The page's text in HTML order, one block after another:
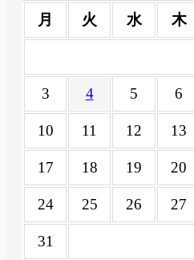
月
火 水 木
3 4 5 6
10 11 12 13
17 18 19 20
24 25 26 27
31